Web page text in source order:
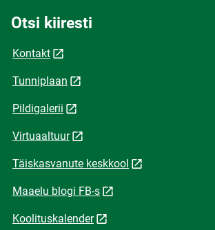
Otsi kiiresti
Kontakt
Tunniplaan
Pildigalerii
Virtuaaltuur
Täiskasvanute keskkool
Maaelu blogi FB-s
Koolituskalender